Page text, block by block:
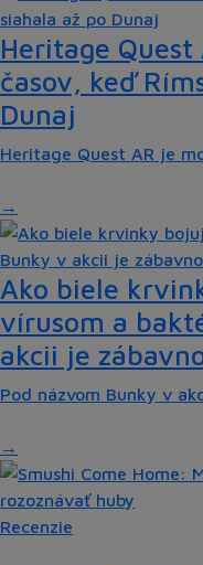
Heritage
časov, keď
Dunaj
Heritage Quest AR je
Ako biele
vírusom a
akcii je
Pod názvom Bunky v
Recenzie